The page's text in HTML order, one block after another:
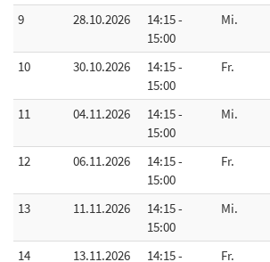
9 28.10.2026
14:15 -
15:00
Mi.
10 30.10.2026
14:15 -
15:00
Fr.
11 04.11.2026
14:15 -
15:00
Mi.
12 06.11.2026
14:15 -
15:00
Fr.
13 11.11.2026
14:15 -
15:00
Mi.
14 13.11.2026 14:15 - Fr.